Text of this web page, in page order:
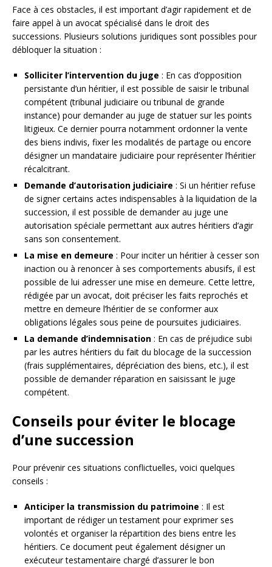
Face à ces obstacles, il est important d’agir rapidement et de
faire appel à un avocat spécialisé dans le droit des
successions. Plusieurs solutions juridiques sont possibles pour
débloquer la situation :
Solliciter l’intervention du juge : En cas d’opposition
persistante d’un héritier, il est possible de saisir le tribunal
compétent (tribunal judiciaire ou tribunal de grande
instance) pour demander au juge de statuer sur les points
litigieux. Ce dernier pourra notamment ordonner la vente
des biens indivis, fixer les modalités de partage ou encore
désigner un mandataire judiciaire pour représenter l’héritier
récalcitrant.
Demande d’autorisation judiciaire : Si un héritier refuse
de signer certains actes indispensables à la liquidation de la
succession, il est possible de demander au juge une
autorisation spéciale permettant aux autres héritiers d’agir
sans son consentement.
La mise en demeure : Pour inciter un héritier à cesser son
inaction ou à renoncer à ses comportements abusifs, il est
possible de lui adresser une mise en demeure. Cette lettre,
rédigée par un avocat, doit préciser les faits reprochés et
mettre en demeure l’héritier de se conformer aux
obligations légales sous peine de poursuites judiciaires.
La demande d’indemnisation : En cas de préjudice subi
par les autres héritiers du fait du blocage de la succession
(frais supplémentaires, dépréciation des biens, etc.), il est
possible de demander réparation en saisissant le juge
compétent.
Conseils pour éviter le blocage
d’une succession
Pour prévenir ces situations conflictuelles, voici quelques
conseils :
Anticiper la transmission du patrimoine : Il est
important de rédiger un testament pour exprimer ses
volontés et organiser la répartition des biens entre les
héritiers. Ce document peut également désigner un
exécuteur testamentaire chargé d’assurer le bon